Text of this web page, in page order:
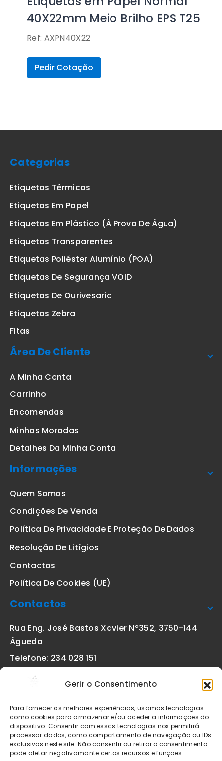
Gerir o Consentimento
Para fornecer as melhores experiências, usamos tecnologias
como cookies para armazenar e/ou aceder a informações do
dispositivo. Consentir com essas tecnologias nos permitirá
processar dados, como comportamento de navegação ou IDs
exclusivos neste site. Não consentir ou retirar o consentimento
pode afetar negativamante certos recursos e funções.
40X22mm Meio Brilho EPS T25
Ref: AXPN40X22
Pedir Cotação
Categorias
Etiquetas Térmicas
Etiquetas Em Papel
Etiquetas Em Plástico (à Prova De Água)
Etiquetas Transparentes
Etiquetas Poliéster Alumínio (POA)
Etiquetas De Segurança VOID
Etiquetas De Ourivesaria
Etiquetas Zebra
Fitas
Área De Cliente
A Minha Conta
Carrinho
Encomendas
Minhas Moradas
Detalhes Da Minha Conta
Informações
Quem Somos
Condições De Venda
Política De Privacidade E Proteção De Dados
Resolução De Litígios
Contactos
Política De Cookies (UE)
Contactos
Rua Eng. José Bastos Xavier Nº352, 3750-144
Águeda
Telefone: 234 028 151
geral@etiquetas-online.pt
Os preços indicados incluem IVA à taxa legal em vigor. Todos
os artigos apresentados no site encontram-se sujeitos à
disponibilidade de stock após confirmação da encomenda. As